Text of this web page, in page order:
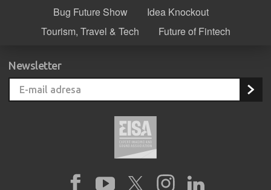
Bug Future Show
Idea Knockout
Tourism, Travel & Tech
Future of Fintech
Newsletter